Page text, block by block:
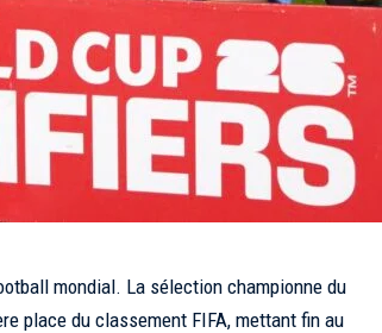
mondial. La sélection championne du
place du classement FIFA, mettant fin au